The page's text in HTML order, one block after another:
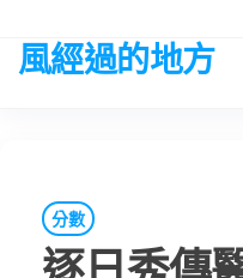
the
風經過的地方
分數